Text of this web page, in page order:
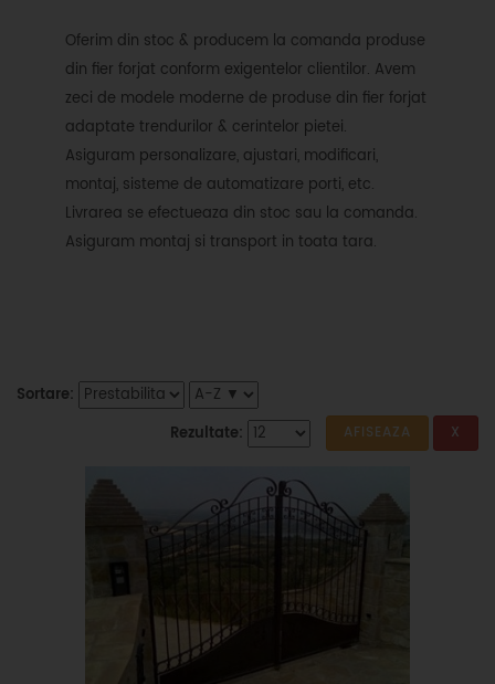
Oferim din stoc & producem la comanda produse
din fier forjat conform exigentelor clientilor. Avem
zeci de modele moderne de produse din fier forjat
adaptate trendurilor & cerintelor pietei.
Asiguram personalizare, ajustari, modificari,
montaj, sisteme de automatizare porti, etc.
Livrarea se efectueaza din stoc sau la comanda.
Asiguram montaj si transport in toata tara.
Sortare:
Rezultate: